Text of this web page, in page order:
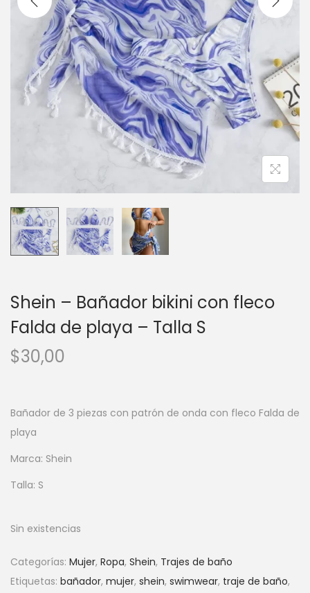
c
i
ó
n
d
o
Shein – Bañador bikini con fleco
Falda de playa – Talla S
$30,00
Bañador de 3 piezas con patrón de onda con fleco Falda de
playa
Marca: Shein
Talla: S
Sin existencias
Categorías: Mujer, Ropa, Shein, Trajes de baño
Etiquetas: bañador, mujer, shein, swimwear, traje de baño,